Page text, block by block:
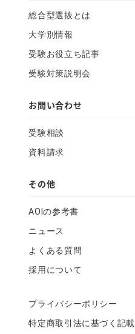
総合型選抜とは
大学別情報
受験お役立ち記事
受験対策説明会
お問い合わせ
受験相談
資料請求
その他
AOIの参考書
ニュース
よくある質問
採用について
プライバシーポリシー
特定商取引法に基づく記載